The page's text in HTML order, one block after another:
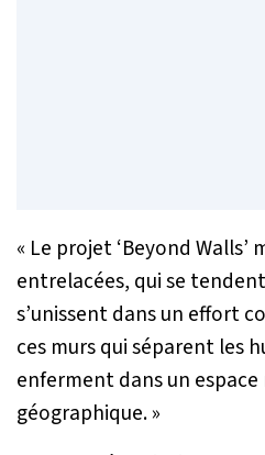
« Le projet ‘Beyond Walls’
entrelacées, qui se
s’unissent dans un effort
ces murs qui séparent les
enferment dans un
géographique. »